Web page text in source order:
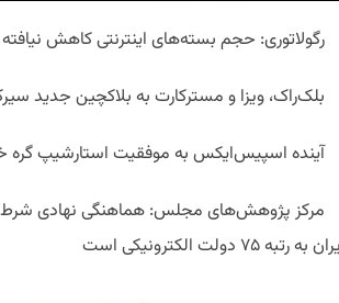
رگولاتوری: حجم بسته‌های اینترنتی کاهش
بلک‌راک، ویزا و مسترکارت به بلاکچین جدید
آینده اسپیس‌ایکس به موفقیت استارشیپ گره
مرکز پژوهش‌های مجلس: هماهنگی نهادی
به رتبه ۷۵ دولت الکترونیکی است